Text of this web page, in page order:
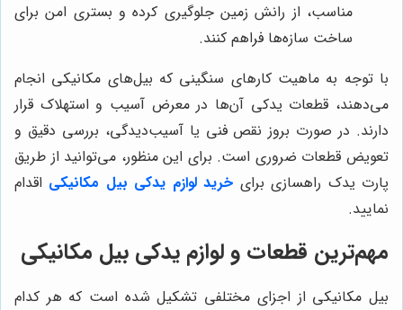
مناسب، از رانش زمین جلوگیری کرده و بستری امن برای
ساخت سازه‌ها فراهم کنند.
با توجه به ماهیت کارهای سنگینی که بیل‌های مکانیکی انجام
می‌دهند، قطعات یدکی آن‌ها در معرض آسیب و استهلاک قرار
دارند. در صورت بروز نقص فنی یا آسیب‌دیدگی، بررسی دقیق و
تعویض قطعات ضروری است. برای این منظور، می‌توانید از طریق
پارت یدک راهسازی برای خرید لوازم یدکی بیل مکانیکی اقدام
نمایید.
مهم‌ترین قطعات و لوازم یدکی بیل مکانیکی
بیل مکانیکی از اجزای مختلفی تشکیل شده است که هر کدام